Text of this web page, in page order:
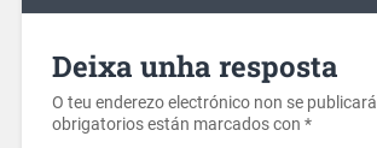
Deixa unha resposta
O teu enderezo electrónico non se publicará
obrigatorios están marcados con *